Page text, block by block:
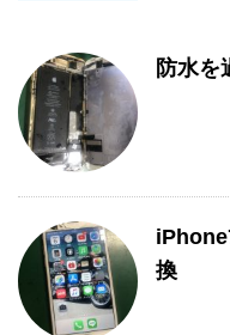
防水を
換